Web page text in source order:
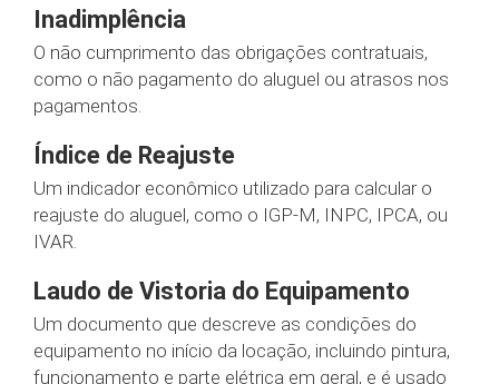
Inadimplência
O não cumprimento das obrigações contratuais,
como o não pagamento do aluguel ou atrasos nos
pagamentos.
Índice de Reajuste
Um indicador econômico utilizado para calcular o
reajuste do aluguel, como o IGP-M, INPC, IPCA, ou
IVAR.
Laudo de Vistoria do Equipamento
Um documento que descreve as condições do
equipamento no início da locação, incluindo pintura,
funcionamento e parte elétrica em geral, e é usado